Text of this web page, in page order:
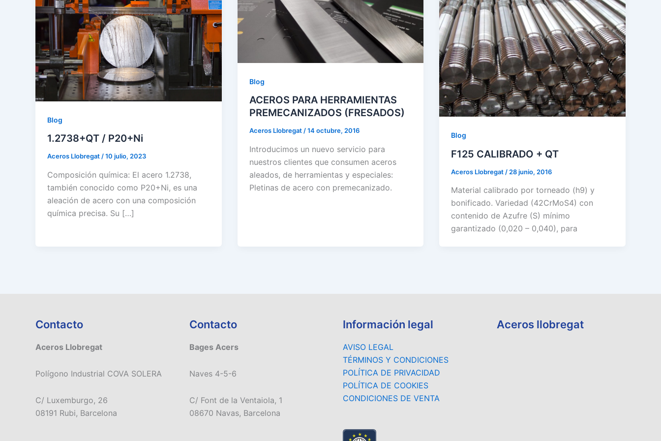
Blog
1.2738+QT / P20+Ni
Aceros Llobregat/10 julio, 2023
Composición química: El acero 1.2738,
también conocido como P20+Ni, es una
aleación de acero con una composición
química precisa. Su […]
Blog
ACEROS PARA HERRAMIENTAS
PREMECANIZADOS (FRESADOS)
Aceros Llobregat/14 octubre, 2016
Introducimos un nuevo servicio para
nuestros clientes que consumen aceros
aleados, de herramientas y especiales:
Pletinas de acero con premecanizado.
Blog
F125 CALIBRADO + QT
Aceros Llobregat / 28 junio, 2016
Material calibrado por torneado (h9) y
bonificado. Variedad (42CrMoS4) con
contenido de Azufre (S) mínimo
garantizado (0,020 – 0,040), para
Contacto
Aceros Llobregat
Polígono Industrial COVA SOLERA
C/ Luxemburgo, 26
08191 Rubi, Barcelona
Contacto
Bages Acers
Naves 4-5-6
C/ Font de la Ventaiola, 1
08670 Navas, Barcelona
Información legal
AVISO LEGAL
TÉRMINOS Y CONDICIONES
POLÍTICA DE PRIVACIDAD
POLÍTICA DE COOKIES
CONDICIONES DE VENTA
Aceros llobregat